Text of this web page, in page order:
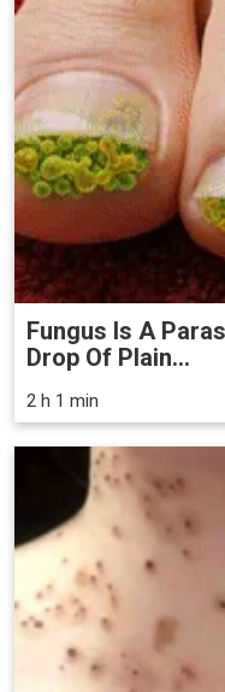
Fungus Is A
Drop Of Plain...
2 h 1 min